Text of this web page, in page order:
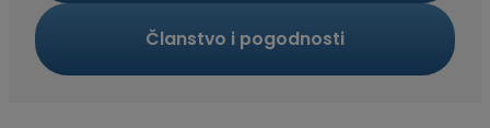
Članstvo i pogodnosti